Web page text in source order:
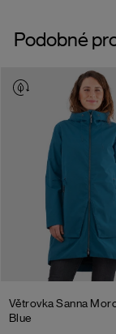
Podobné
Větrovka Sanna
Blue